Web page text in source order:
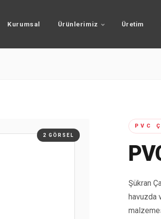
Kurumsal Ürünlerimiz Üretim
2 GÖRSEL
PVC
Şükran
havuzda